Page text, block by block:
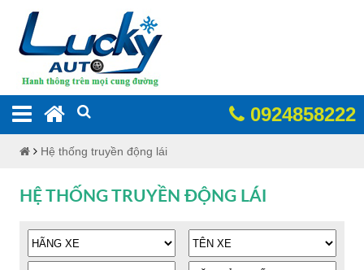
0924858222
Hệ thống truyền động lái
HỆ THỐNG TRUYỀN ĐỘNG LÁI